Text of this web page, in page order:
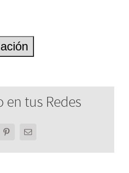
tus Redes
PinterestEmail